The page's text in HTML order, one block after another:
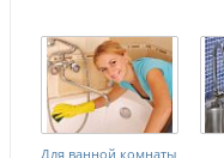
Для ванной комнаты